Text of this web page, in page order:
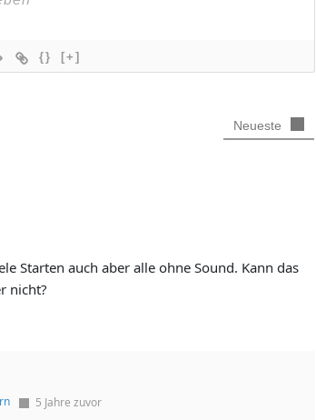
{} [+]
Neueste
Starten auch aber alle ohne Sound. Kann das
nicht?
5 Jahre zuvor